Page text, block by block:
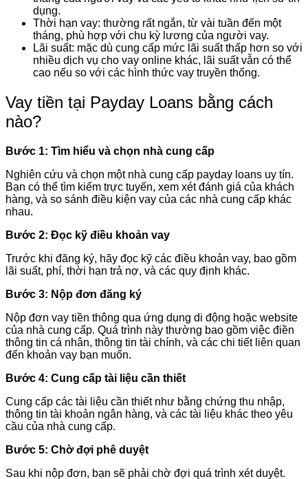
dụng.
Thời hạn vay: thường rất ngắn, từ vài tuần đến một
tháng, phù hợp với chu kỳ lương của người vay.
Lãi suất: mặc dù cung cấp mức lãi suất thấp hơn so với
nhiều dịch vụ cho vay online khác, lãi suất vẫn có thể
cao nếu so với các hình thức vay truyền thống.
Vay tiền tại Payday Loans bằng cách
nào?
Bước 1: Tìm hiểu và chọn nhà cung cấp
Nghiên cứu và chọn một nhà cung cấp payday loans uy tín.
Bạn có thể tìm kiếm trực tuyến, xem xét đánh giá của khách
hàng, và so sánh điều kiện vay của các nhà cung cấp khác
nhau.
Bước 2: Đọc kỹ điều khoản vay
Trước khi đăng ký, hãy đọc kỹ các điều khoản vay, bao gồm
lãi suất, phí, thời hạn trả nợ, và các quy định khác.
Bước 3: Nộp đơn đăng ký
Nộp đơn vay tiền thông qua ứng dụng di động hoặc website
của nhà cung cấp. Quá trình này thường bao gồm việc điền
thông tin cá nhân, thông tin tài chính, và các chi tiết liên quan
đến khoản vay bạn muốn.
Bước 4: Cung cấp tài liệu cần thiết
Cung cấp các tài liệu cần thiết như bằng chứng thu nhập,
thông tin tài khoản ngân hàng, và các tài liệu khác theo yêu
cầu của nhà cung cấp.
Bước 5: Chờ đợi phê duyệt
Sau khi nộp đơn, bạn sẽ phải chờ đợi quá trình xét duyệt.